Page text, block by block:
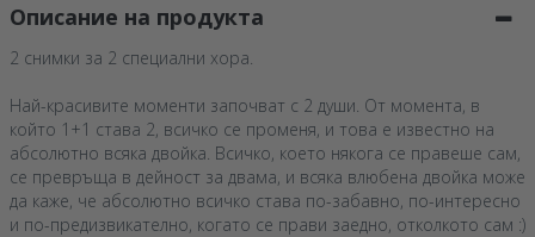
Описание на продукта
2 снимки за 2 специални хора.
Най-красивите моменти започват с 2 души. От момента, в
който 1+1 става 2, всичко се променя, и това е известно на
абсолютно всяка двойка. Всичко, което някога се правеше сам,
се превръща в дейност за двама, и всяка влюбена двойка може
да каже, че абсолютно всичко става по-забавно, по-интересно
и по-предизвикателно, когато се прави заедно, отколкото сам :)